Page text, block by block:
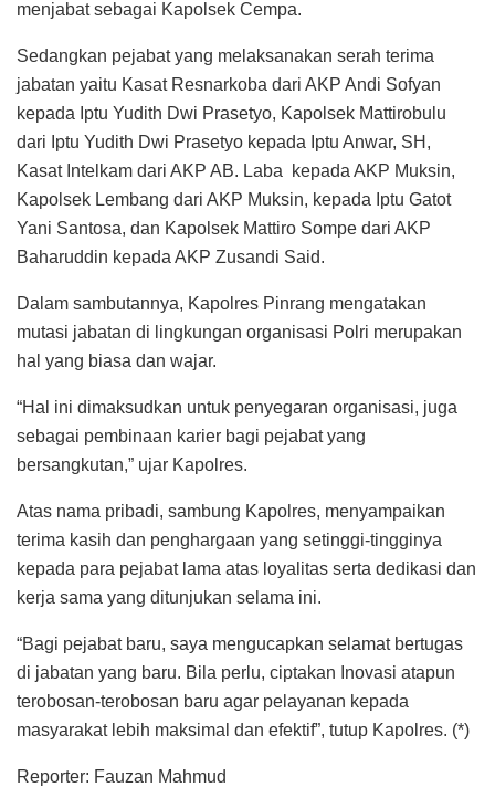
menjabat sebagai Kapolsek Cempa.
Sedangkan pejabat yang melaksanakan serah terima
jabatan yaitu Kasat Resnarkoba dari AKP Andi Sofyan
kepada Iptu Yudith Dwi Prasetyo, Kapolsek Mattirobulu
dari Iptu Yudith Dwi Prasetyo kepada Iptu Anwar, SH,
Kasat Intelkam dari AKP AB. Laba kepada AKP Muksin,
Kapolsek Lembang dari AKP Muksin, kepada Iptu Gatot
Yani Santosa, dan Kapolsek Mattiro Sompe dari AKP
Baharuddin kepada AKP Zusandi Said.
Dalam sambutannya, Kapolres Pinrang mengatakan
mutasi jabatan di lingkungan organisasi Polri merupakan
hal yang biasa dan wajar.
“Hal ini dimaksudkan untuk penyegaran organisasi, juga
sebagai pembinaan karier bagi pejabat yang
bersangkutan,” ujar Kapolres.
Atas nama pribadi, sambung Kapolres, menyampaikan
terima kasih dan penghargaan yang setinggi-tingginya
kepada para pejabat lama atas loyalitas serta dedikasi dan
kerja sama yang ditunjukan selama ini.
“Bagi pejabat baru, saya mengucapkan selamat bertugas
di jabatan yang baru. Bila perlu, ciptakan Inovasi atapun
terobosan-terobosan baru agar pelayanan kepada
masyarakat lebih maksimal dan efektif”, tutup Kapolres. (*)
Reporter: Fauzan Mahmud